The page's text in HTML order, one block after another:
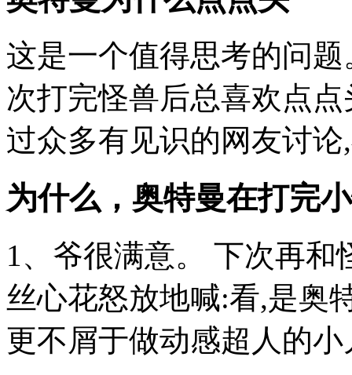
这是一个值得思考的问
次打完怪兽后总喜欢点
过众多有见识的网友讨
为什么，奥特曼在打完
1、爷很满意。 下次再
丝心花怒放地喊:看,是奥
更不屑于做动感超人的